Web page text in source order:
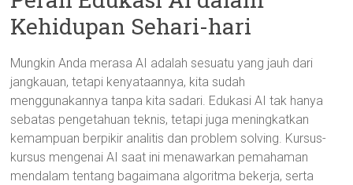
Kehidupan Sehari-hari
Mungkin Anda merasa AI adalah sesuatu yang jauh dari
jangkauan, tetapi kenyataannya, kita sudah
menggunakannya tanpa kita sadari. Edukasi AI tak hanya
sebatas pengetahuan teknis, tetapi juga meningkatkan
kemampuan berpikir analitis dan problem solving. Kursus-
kursus mengenai AI saat ini menawarkan pemahaman
mendalam tentang bagaimana algoritma bekerja, serta